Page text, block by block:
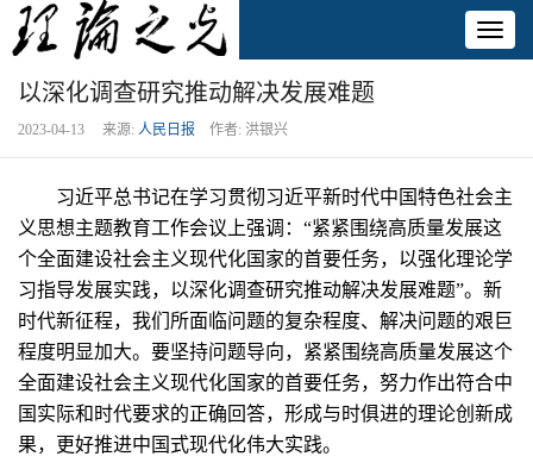
以深化调查研究推动解决发展难题
2023-04-13 来源: 人民日报 作者: 洪银兴
习近平总书记在学习贯彻习近平新时代中国特色社会主
义思想主题教育工作会议上强调：“紧紧围绕高质量发展这
个全面建设社会主义现代化国家的首要任务，以强化理论学
习指导发展实践，以深化调查研究推动解决发展难题”。新
时代新征程，我们所面临问题的复杂程度、解决问题的艰巨
程度明显加大。要坚持问题导向，紧紧围绕高质量发展这个
全面建设社会主义现代化国家的首要任务，努力作出符合中
国实际和时代要求的正确回答，形成与时俱进的理论创新成
果，更好推进中国式现代化伟大实践。